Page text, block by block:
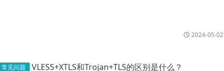
2024-05-02
常见问题 VLESS+XTLS和Trojan+TLS的区别是什么？